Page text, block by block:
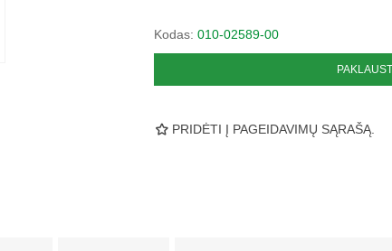
Kodas: 010-02589-00
PAKLAUSTI
PRIDĖTI Į PAGEIDAVIMŲ SĄRAŠĄ.